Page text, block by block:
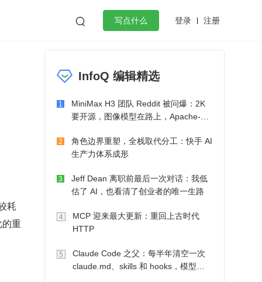
 写点什么 登录 注册
微服务架构 flutter
耗
重
InfoQ 编辑精选
1
MiniMax H3 团队 Reddit 被问爆：2K
要开源，图像模型在路上，Apache-2.0
2
角色边界重塑，全栈取代分工：快手 AI
生产力体系成形
3
Jeff Dean 离职前最后一次对话：我低
估了 AI，也看清了创业者的唯一生路
4
MCP 迎来最大更新：重回上古时代
HTTP
5
Claude Code 之父：每半年清空一次
claude.md、skills 和 hooks，模型自